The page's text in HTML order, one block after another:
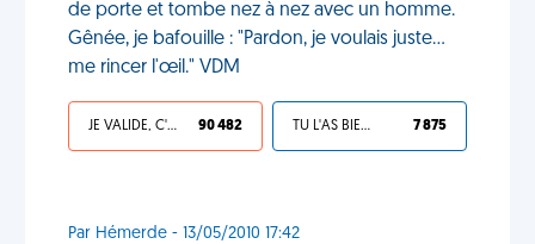
de porte et tombe nez à nez avec un homme.
Gênée, je bafouille : "Pardon, je voulais juste...
me rincer l'œil." VDM
JE VALIDE, C'EST UNE VDM 90 482 TU L'AS BIEN MÉRITÉ 7 875
Par Hémerde - 13/05/2010 17:42